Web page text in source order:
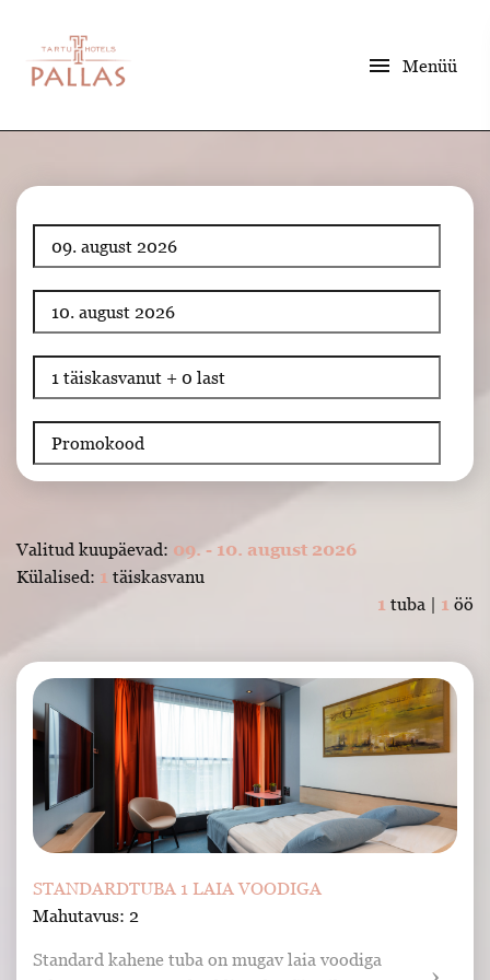
menu Menüü
Valitud kuupäevad: 09. - 10. august 2026
Külalised: 1 täiskasvanu
1 tuba | 1 öö
STANDARDTUBA 1 LAIA VOODIGA
Mahutavus: 2
Standard kahene tuba on mugav laia voodiga